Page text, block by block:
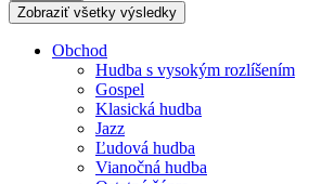
Zobraziť všetky výsledky
Obchod
Hudba s vysokým rozlíšením
Gospel
Klasická hudba
Jazz
Ľudová hudba
Vianočná hudba